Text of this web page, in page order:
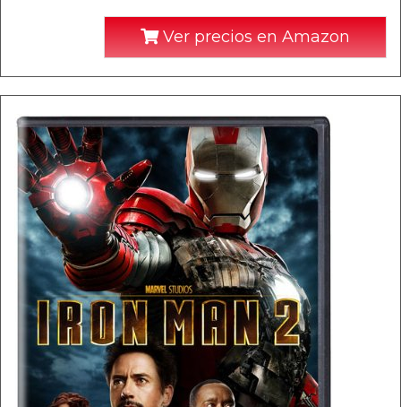
Ver precios en Amazon